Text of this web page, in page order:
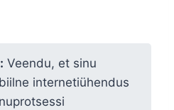
Veendu, et sinu
internetiühendus